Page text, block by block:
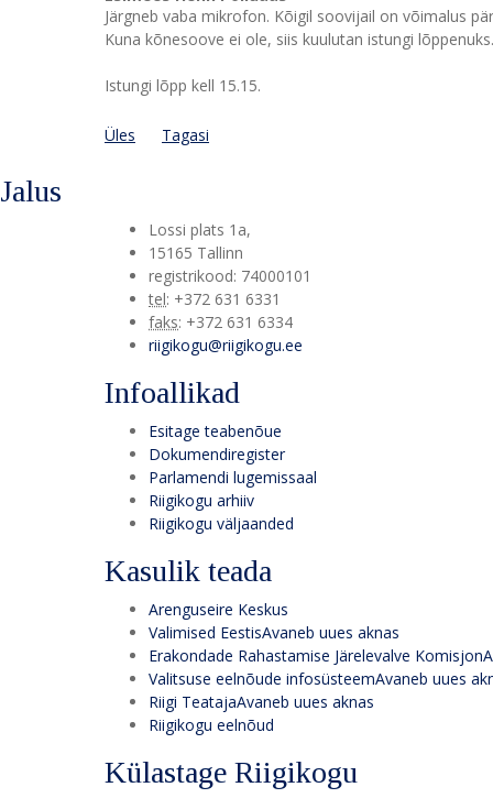
Järgneb vaba mikrofon. Kõigil soovijail on võimalus
Kuna kõnesoove ei ole, siis kuulutan istungi lõppenuks.
Istungi lõpp kell 15.15.
Üles Tagasi
Jalus
Lossi plats 1a,
15165 Tallinn
registrikood: 74000101
tel: +372 631 6331
faks: +372 631 6334
riigikogu@riigikogu.ee
Infoallikad
Esitage teabenõue
Dokumendiregister
Parlamendi lugemissaal
Riigikogu arhiiv
Riigikogu väljaanded
Kasulik teada
Arenguseire Keskus
Valimised EestisAvaneb uues aknas
Erakondade Rahastamise Järelevalve Komisjon
Valitsuse eelnõude infosüsteemAvaneb uues
Riigi TeatajaAvaneb uues aknas
Riigikogu eelnõud
Külastage Riigikogu